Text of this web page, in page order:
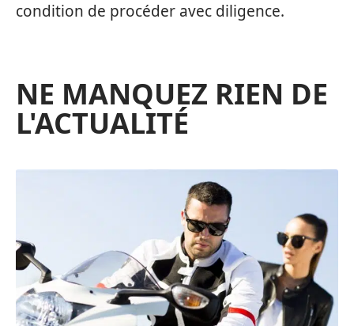
condition de procéder avec diligence.
NE MANQUEZ RIEN DE
L'ACTUALITÉ